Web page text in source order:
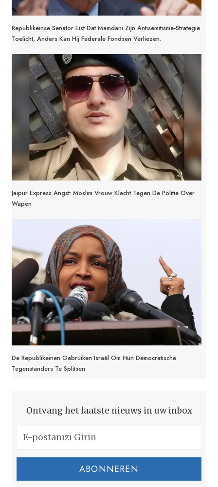
Republikeinse Senator Eist Dat Mamdani Zijn Antisemitisme-Strategie
Toelicht, Anders Kan Hij Federale Fondsen Verliezen.
Jaipur Express Angst: Moslim Vrouw Klacht Tegen De Politie Over
Wapen
De Republikeinen Gebruiken Israël Om Hun Democratische
Tegenstanders Te Splitsen
Ontvang het laatste nieuws in uw inbox
ABONNEREN